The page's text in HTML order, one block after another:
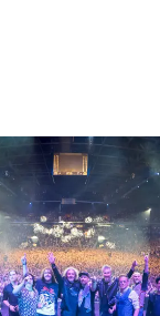
GLAZBA
GLAZBA